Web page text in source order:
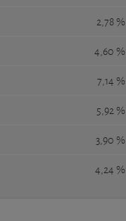
2,78 %
4,60 %
7,14 %
5,92 %
3,90 %
4,24 %